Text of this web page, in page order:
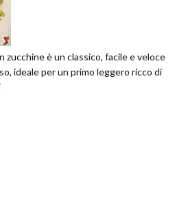
zucchine è un classico, facile e veloce
ideale per un primo leggero ricco di